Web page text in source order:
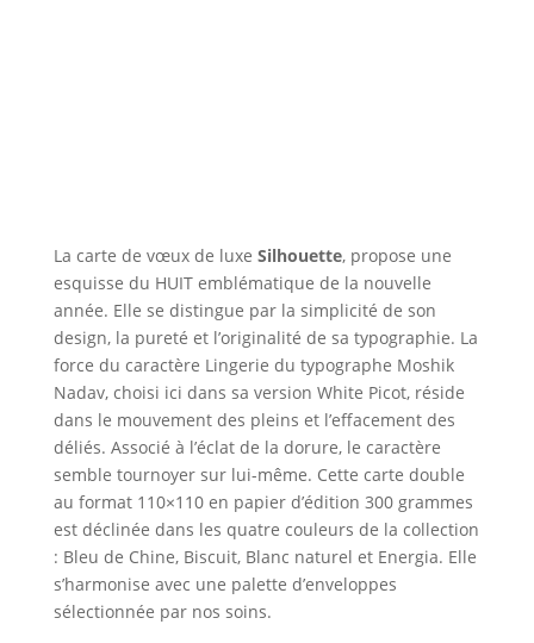
La carte de vœux de luxe Silhouette, propose une
esquisse du HUIT emblématique de la nouvelle
année. Elle se distingue par la simplicité de son
design, la pureté et l’originalité de sa typographie. La
force du caractère Lingerie du typographe Moshik
Nadav, choisi ici dans sa version White Picot, réside
dans le mouvement des pleins et l’effacement des
déliés. Associé à l’éclat de la dorure, le caractère
semble tournoyer sur lui-même. Cette carte double
au format 110×110 en papier d’édition 300 grammes
est déclinée dans les quatre couleurs de la collection
: Bleu de Chine, Biscuit, Blanc naturel et Energia. Elle
s’harmonise avec une palette d’enveloppes
sélectionnée par nos soins.